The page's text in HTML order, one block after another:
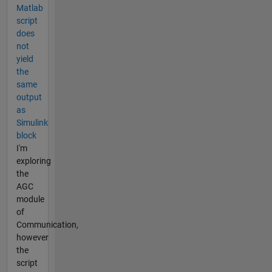
Matlab
script
does
not
yield
the
same
output
as
Simulink
block
I'm
exploring
the
AGC
module
of
Communication,
however
the
script